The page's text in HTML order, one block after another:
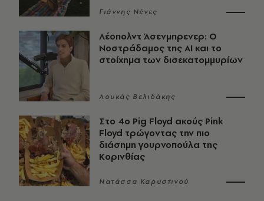
Γιάννης Νένες
Λέοπολντ Άσενμπρενερ: Ο
Νοστράδαμος της AI και το
στοίχημα των δισεκατομμυρίων
Λουκάς Βελιδάκης
Στο 4ο Pig Floyd ακούς Pink
Floyd τρώγοντας την πιο
διάσημη γουρνοπούλα της
Κορινθίας
Νατάσσα Καρυστινού